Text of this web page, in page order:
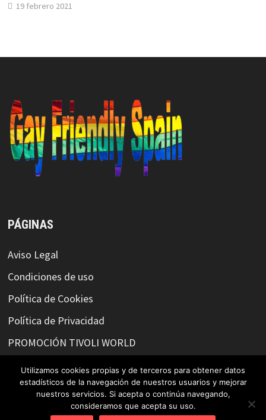
19 febrero 2021
PÁGINAS
Aviso Legal
Condiciones de uso
Política de Cookies
Política de Privacidad
PROMOCIÓN TIVOLI WORLD
SÍGUENOS O CONTACTA CON NOSOTROS
Utilizamos cookies propias y de terceros para obtener datos
estadísticos de la navegación de nuestros usuarios y mejorar
nuestros servicios. Si acepta o continúa navegando,
consideramos que acepta su uso.